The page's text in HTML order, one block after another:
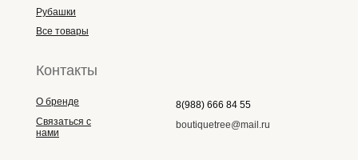
8(988) 666 84 55
boutiquetree@mail.ru
Рубашки
Все товары
О бренде
Связаться с
нами
Контакты